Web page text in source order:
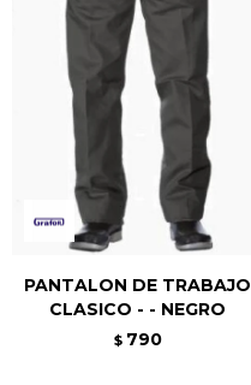
PANTALON DE TRABAJO
CLASICO - - NEGRO
$ 790